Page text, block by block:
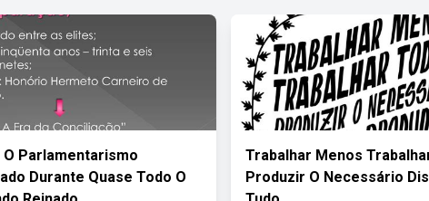
O Parlamentarismo
Durante Quase Todo O
Trabalhar Menos
Produzir O Necessário